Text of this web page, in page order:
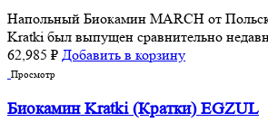
Напольный Биокамин MARCH от
Kratki был выпущен сравнительно
62,985 ₽ Добавить в корзину
Просмотр
Биокамин Kratki (Кратки) EGZUL